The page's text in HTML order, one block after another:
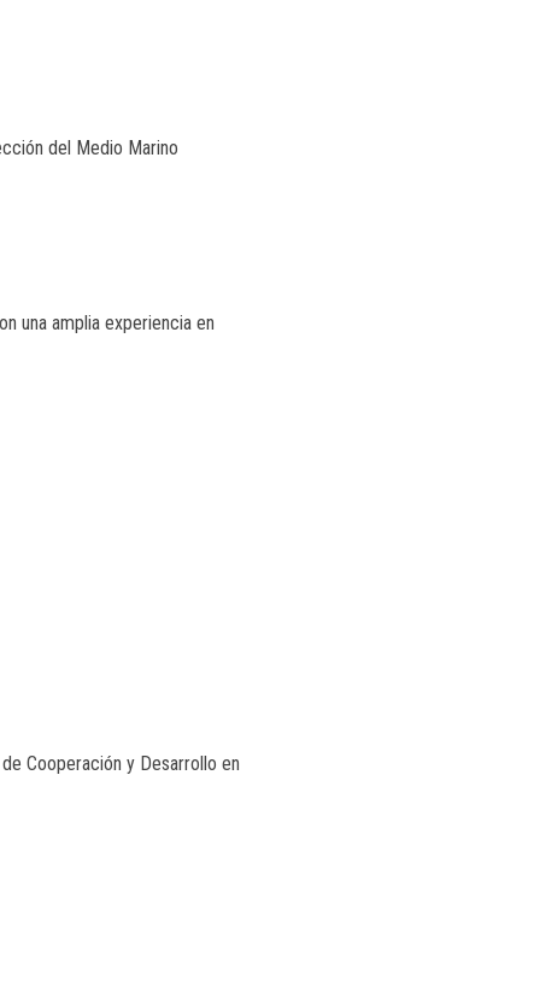
del Medio Marino
una amplia experiencia en
Cooperación y Desarrollo en